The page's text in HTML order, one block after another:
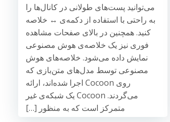
می‌توانید پست‌های طولانی در کانال‌ها را
به راحتی با استفاده از دکمه‌ی ↔️ خلاصه
کنید. همچنین در بالای صفحات مشاهده
فوری نیز یک خلاصه‌ی هوش مصنوعی
نمایش داده می‌شود. خلاصه‌های هوش
مصنوعی توسط مدل‌های متن‌بازی که
روی Cocoon اجرا شده‌اند، ارائه
می‌گردند. Cocoon یک شبکه‌ی غیر
متمرکز است که به منظور […]